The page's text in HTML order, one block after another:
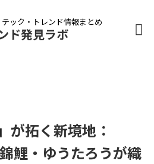
ック・トレンド情報まとめ
ド発見ラボ
が拓く新境地：
鯉・ゆうたろうが織